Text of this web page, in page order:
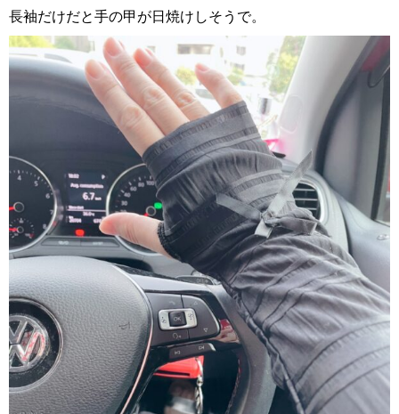
長袖だけだと手の甲が日焼けしそうで。